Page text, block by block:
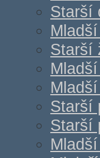
Starší
Starší
Starší
Starší